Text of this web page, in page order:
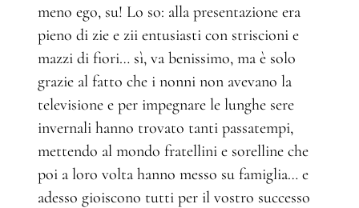
meno ego, su! Lo so: alla presentazione era
pieno di zie e zii entusiasti con striscioni e
mazzi di fiori… sì, va benissimo, ma è solo
grazie al fatto che i nonni non avevano la
televisione e per impegnare le lunghe sere
invernali hanno trovato tanti passatempi,
mettendo al mondo fratellini e sorelline che
poi a loro volta hanno messo su famiglia… e
adesso gioiscono tutti per il vostro successo